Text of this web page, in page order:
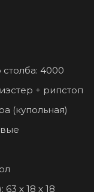
4000
+ рипстоп
(купольная)
х 18 х 18